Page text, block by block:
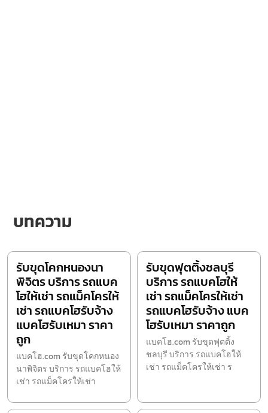
บทความ
รับขุดโคกหนองนา
พิจิตร บริการ รถแบค
โฮให้เช่า รถแม็คโครให้
เช่า รถแบคโฮรับจ้าง
แบคโฮรับเหมา ราคา
ถูก
แบคโฮ.com รับขุดโคกหนอง
นาพิจิตร บริการ รถแบคโฮให้
เช่า รถแม็คโครให้เช่า
รับขุดฟุตติ้งชลบุรี
บริการ รถแบคโฮให้
เช่า รถแม็คโครให้เช่า
รถแบคโฮรับจ้าง แบค
โฮรับเหมา ราคาถูก
แบคโฮ.com รับขุดฟุตติ้ง
ชลบุรี บริการ รถแบคโฮให้
เช่า รถแม็คโครให้เช่า ร